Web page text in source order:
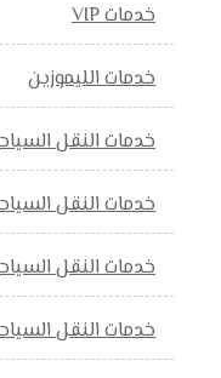
خدمات VIP
خدمات الليموزين
خدمات النقل
خدمات النقل
خدمات النقل
خدمات النقل